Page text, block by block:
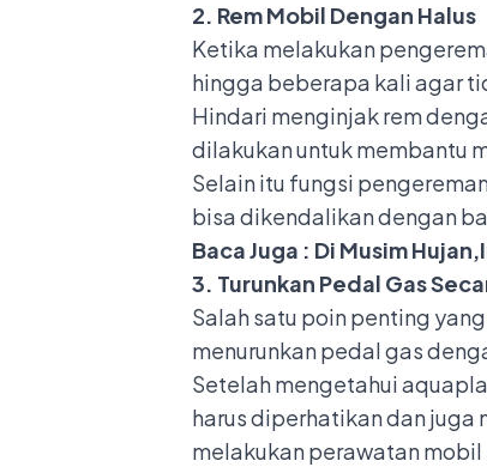
2. Rem Mobil Dengan Halus
Ketika melakukan
hingga beberapa kali agar
Hindari menginjak rem
dilakukan untuk membantu
Selain itu fungsi
bisa dikendalikan dengan
Baca Juga : Di Musim
3. Turunkan Pedal Gas
Salah satu poin penting
menurunkan pedal gas
Setelah mengetahui
harus diperhatikan dan
melakukan perawatan